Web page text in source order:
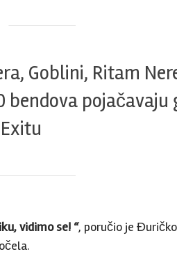
Goblini, Ritam
bendova pojačavaju
vidimo se! “, poručio je